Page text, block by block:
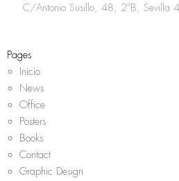
r o r
C/Antonio Susillo, 48, 2ºB, Sevilla
Pages
Inicio
News
Office
Posters
Books
Contact
Graphic Design